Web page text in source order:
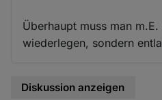
Überhaupt muss man
wiederlegen, sondern
Diskussion anzeigen